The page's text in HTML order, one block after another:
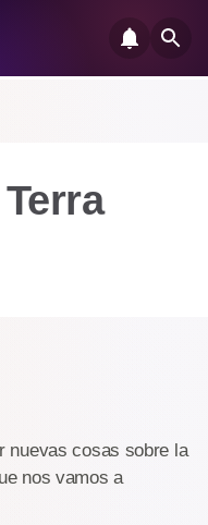
nuevas cosas sobre la
nos vamos a